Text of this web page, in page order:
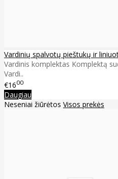
Vardinių spalvotų pieštukų ir
Vardinis komplektas Komplektą
Vardi..
€1600
Daugiau
Neseniai žiūrėtos Visos prekės